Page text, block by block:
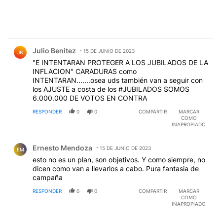
JB Julio Benitez 15 DE JUNIO DE 2023
"E INTENTARAN PROTEGER A LOS JUBILADOS DE LA
INFLACION" CARADURAS como
INTENTARAN.......osea uds también van a seguir con
los AJUSTE a costa de los #JUBILADOS SOMOS
6.000.000 DE VOTOS EN CONTRA
RESPONDER 0 0 COMPARTIR
MARCAR
COMO
INAPROPIADO
EM Ernesto Mendoza 15 DE JUNIO DE 2023
esto no es un plan, son objetivos. Y como siempre, no
dicen como van a llevarlos a cabo. Pura fantasia de
campaña
RESPONDER 0 0 COMPARTIR
MARCAR
COMO
INAPROPIADO